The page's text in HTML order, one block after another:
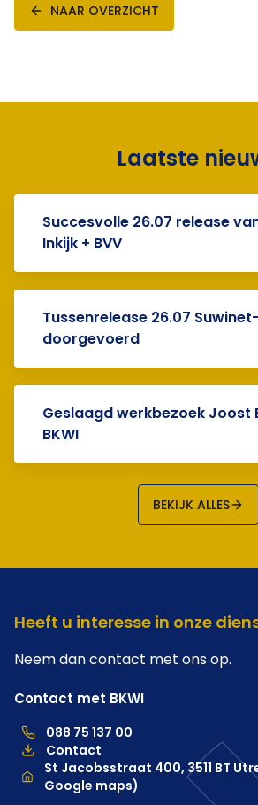
NAAR OVERZICHT
Laatste
Succesvolle 26.07 release
Inkijk + BVV
Tussenrelease 26.07
doorgevoerd
Geslaagd werkbezoek Joost
BKWI
BEKIJK ALLES
Heeft u interesse in onze
Neem dan contact met ons op.
Contact met BKWI
088 75 137 00
088 75 137 00, telefoonnummer
Contact
Locatie
St Jacobsstraat 400, 3511 BT
Google maps)